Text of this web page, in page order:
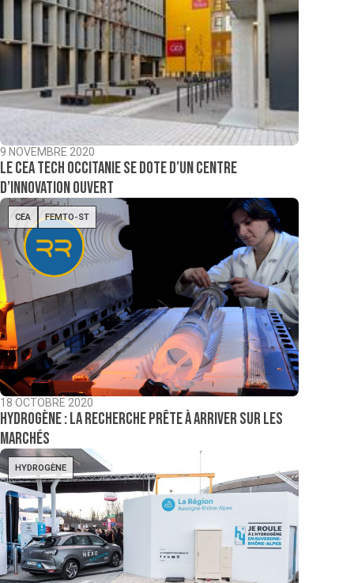
9 NOVEMBRE 2020
Le CEA Tech Occitanie se dote d’un centre
d’innovation ouvert
CEA FEMTO-ST
18 OCTOBRE 2020
Hydrogène : la recherche prête à arriver sur les
marchés
HYDROGÈNE